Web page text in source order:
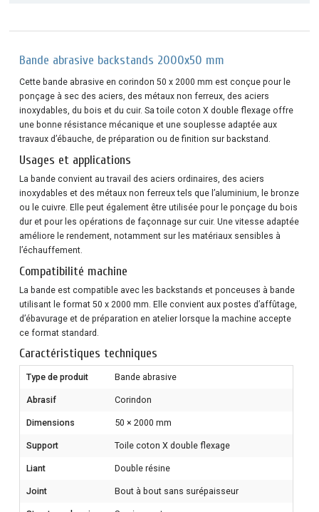
Bande abrasive backstands 2000x50 mm
Cette bande abrasive en corindon 50 x 2000 mm est conçue pour le
ponçage à sec des aciers, des métaux non ferreux, des aciers
inoxydables, du bois et du cuir. Sa toile coton X double flexage offre
une bonne résistance mécanique et une souplesse adaptée aux
travaux d’ébauche, de préparation ou de finition sur backstand.
Usages et applications
La bande convient au travail des aciers ordinaires, des aciers
inoxydables et des métaux non ferreux tels que l’aluminium, le bronze
ou le cuivre. Elle peut également être utilisée pour le ponçage du bois
dur et pour les opérations de façonnage sur cuir. Une vitesse adaptée
améliore le rendement, notamment sur les matériaux sensibles à
l’échauffement.
Compatibilité machine
La bande est compatible avec les backstands et ponceuses à bande
utilisant le format 50 x 2000 mm. Elle convient aux postes d’affûtage,
d’ébavurage et de préparation en atelier lorsque la machine accepte
ce format standard.
Caractéristiques techniques
Type de produit Bande abrasive
Abrasif Corindon
Dimensions 50 × 2000 mm
Support Toile coton X double flexage
Liant Double résine
Joint Bout à bout sans surépaisseur